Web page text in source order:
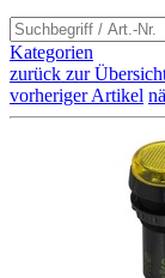
Kategorien
zurück zur
vorheriger Artikel